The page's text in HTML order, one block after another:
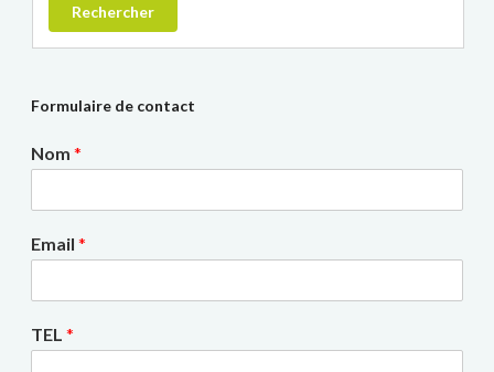
Rechercher
Formulaire de contact
Nom *
Email *
TEL *